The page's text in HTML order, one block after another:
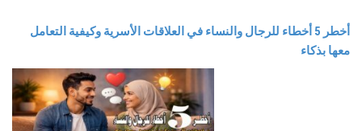
أخطر 5 أخطاء للرجال والنساء في العلاقات الأسرية وكيفية التعامل
معها بذكاء